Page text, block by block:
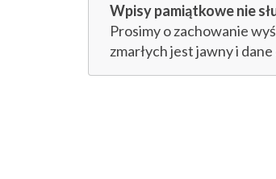
Wpisy pamiątkowe nie
Prosimy o zachowanie
zmarłych jest jawny i